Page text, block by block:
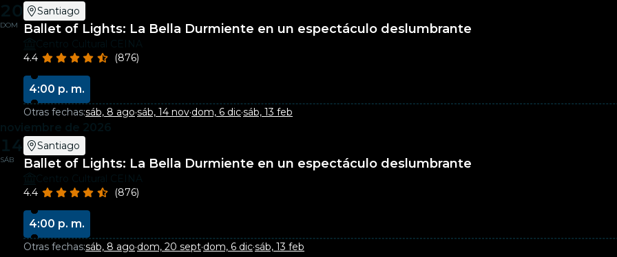
20
DOM
Santiago
Ballet of Lights: La Bella Durmiente en un espectáculo deslumbrante
Centro Cultural CEINA
4.4
(876)
4:00 p. m.
Otras fechas:sáb, 8 ago·sáb, 14 nov·dom, 6 dic·sáb, 13 feb
noviembre de 2026
14
SÁB
Santiago
Ballet of Lights: La Bella Durmiente en un espectáculo deslumbrante
Centro Cultural CEINA
4.4
(876)
4:00 p. m.
Otras fechas:sáb, 8 ago·dom, 20 sept·dom, 6 dic·sáb, 13 feb